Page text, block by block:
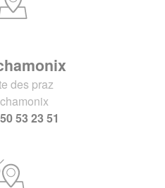
des praz
53 23 51